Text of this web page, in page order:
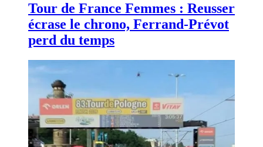
Tour de France Femmes : Reusser
écrase le chrono, Ferrand-Prévot
perd du temps